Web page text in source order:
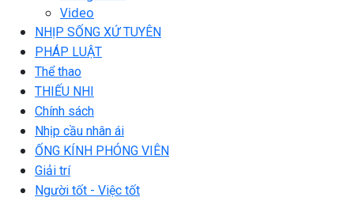
Video
NHỊP SỐNG XỨ TUYÊN
PHÁP LUẬT
Thể thao
THIẾU NHI
Chính sách
Nhịp cầu nhân ái
ỐNG KÍNH PHÓNG VIÊN
Giải trí
Người tốt - Việc tốt